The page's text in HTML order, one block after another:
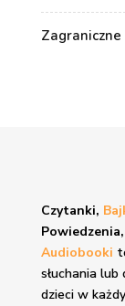
Zagraniczne
Czytanki,
Powiedzenia,
Audiobooki
słuchania
dzieci w